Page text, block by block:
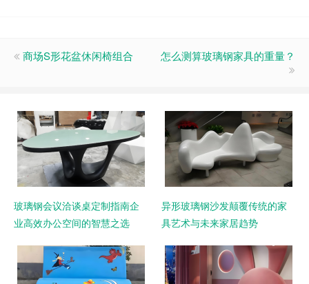
商场S形花盆休闲椅组合 怎么测算玻璃钢家具的重量？
玻璃钢会议洽谈桌定制指南企
业高效办公空间的智慧之选
异形玻璃钢沙发颠覆传统的家
具艺术与未来家居趋势